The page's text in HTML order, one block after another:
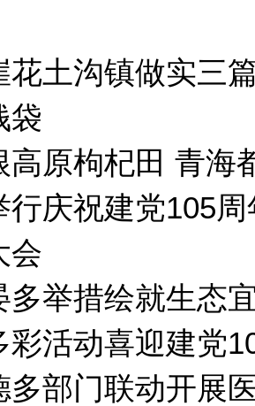
花土沟镇做实三
袋
高原枸杞田 青海
行庆祝建党105
会
多举措绘就生态
彩活动喜迎建党
多部门联动开展